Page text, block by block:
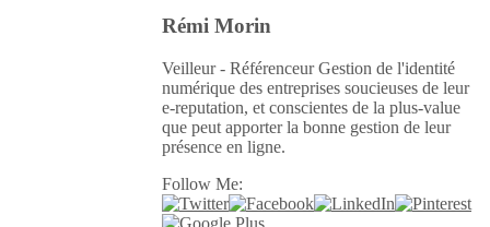
Rémi Morin
Veilleur - Référenceur Gestion de l'identité
numérique des entreprises soucieuses de leur
e-reputation, et conscientes de la plus-value
que peut apporter la bonne gestion de leur
présence en ligne.
Follow Me: